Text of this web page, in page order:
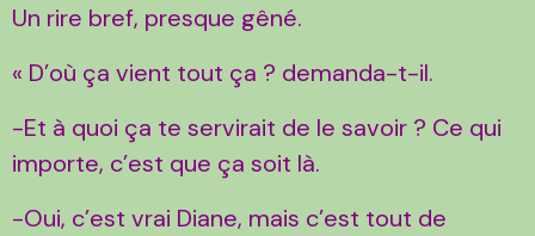
Un rire bref, presque gêné.
« D’où ça vient tout ça ? demanda-t-il.
-Et à quoi ça te servirait de le savoir ? Ce qui
importe, c’est que ça soit là.
-Oui, c’est vrai Diane, mais c’est tout de